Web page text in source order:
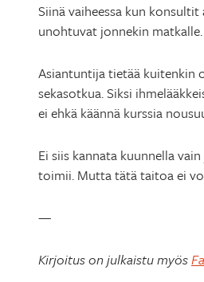
Siinä vaiheessa kun
unohtuvat jonnekin matkalle.
Asiantuntija tietää kuitenkin
sekasotkua. Siksi
ei ehkä käännä kurssia
Ei siis kannata kuunnella
toimii. Mutta tätä taitoa ei
—
Kirjoitus on julkaistu myös